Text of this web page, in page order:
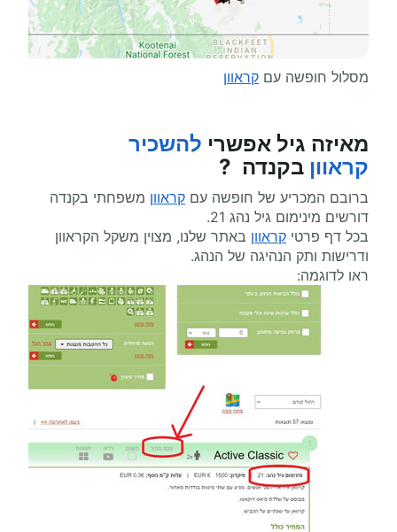
מסלול חופשה עם קראוון
מאיזה גיל אפשרי להשכיר
קראוון בקנדה ?
ברובם המכריע של חופשה עם קראוון משפחתי בקנדה
דורשים מינימום גיל נהג 21.
בכל דף פרטי קראוון באתר שלנו, מצוין משקל הקראוון
ודרישות ותק הנהיגה של הנהג.
ראו לדוגמה: